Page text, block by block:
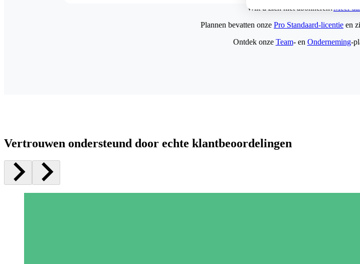
Wilt u zich niet abonneren?Meer
Plannen bevatten onze Pro Standaard-licentie en
Ontdek onze Team- en Onderneming-
Vertrouwen ondersteund door echte klantbeoordelingen